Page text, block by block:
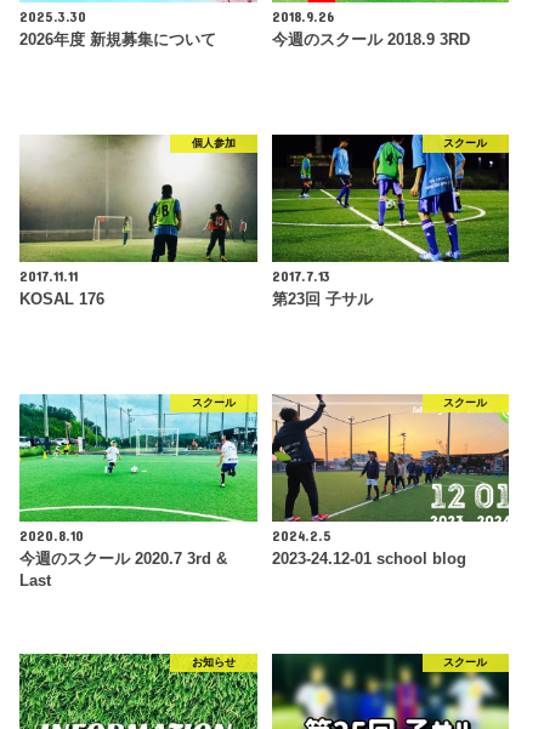
2025.3.30
2026年度 新規募集について
2018.9.26
今週のスクール 2018.9 3RD
個人参加
2017.11.11
KOSAL 176
スクール
2017.7.13
第23回 子サル
スクール
2020.8.10
今週のスクール 2020.7 3rd &
Last
スクール
2024.2.5
2023-24.12-01 school blog
お知らせ スクール